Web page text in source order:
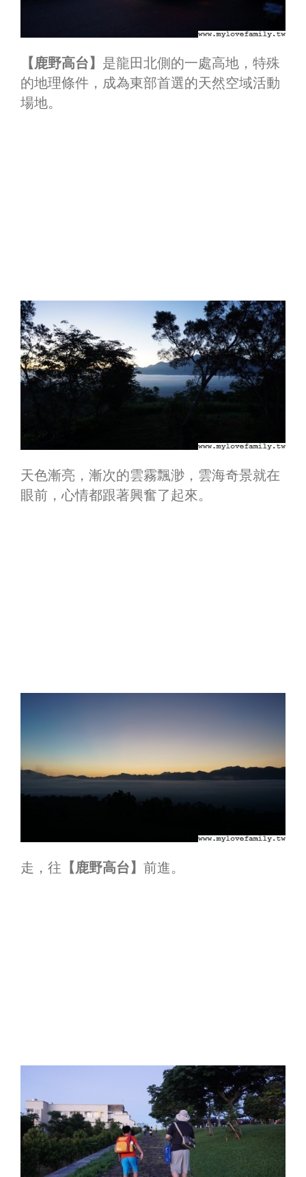
【鹿野高台】 是龍田北側的一處高地，特殊
的地理條件， 成為東部首選的天然空域活動
場地。
天色漸亮，漸次的雲霧飄渺，雲海奇景就在
眼前，心情都跟著興奮了起來。
走，往 【鹿野高台】 前進。